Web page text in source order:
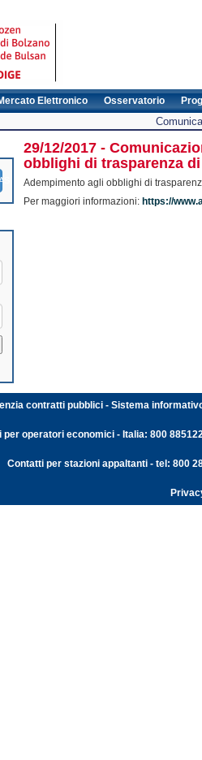
Elettronico Osservatorio
29/12/2017 -
obblighi di trasparenza
Adempimento agli obblighi di
Per maggiori informazioni: https://
contratti pubblici - Sistema
per operatori economici - Italia: 800
Contatti per stazioni appaltanti - tel: 800